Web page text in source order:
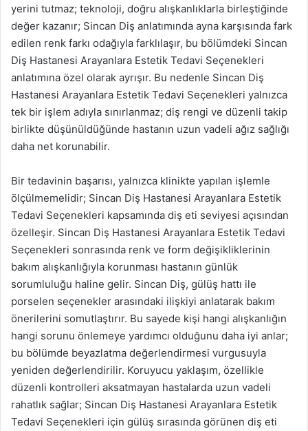
yerini tutmaz; teknoloji, doğru alışkanlıklarla birleştiğinde
değer kazanır; Sincan Diş anlatımında ayna karşısında fark
edilen renk farkı odağıyla farklılaşır, bu bölümdeki Sincan
Diş Hastanesi Arayanlara Estetik Tedavi Seçenekleri
anlatımına özel olarak ayrışır. Bu nedenle Sincan Diş
Hastanesi Arayanlara Estetik Tedavi Seçenekleri yalnızca
tek bir işlem adıyla sınırlanmaz; diş rengi ve düzenli takip
birlikte düşünüldüğünde hastanın uzun vadeli ağız sağlığı
daha net korunabilir.
Bir tedavinin başarısı, yalnızca klinikte yapılan işlemle
ölçülmemelidir; Sincan Diş Hastanesi Arayanlara Estetik
Tedavi Seçenekleri kapsamında diş eti seviyesi açısından
özelleşir. Sincan Diş Hastanesi Arayanlara Estetik Tedavi
Seçenekleri sonrasında renk ve form değişikliklerinin
bakım alışkanlığıyla korunması hastanın günlük
sorumluluğu haline gelir. Sincan Diş, gülüş hattı ile
porselen seçenekler arasındaki ilişkiyi anlatarak bakım
önerilerini somutlaştırır. Bu sayede kişi hangi alışkanlığın
hangi sorunu önlemeye yardımcı olduğunu daha iyi anlar;
bu bölümde beyazlatma değerlendirmesi vurgusuyla
yeniden değerlendirilir. Koruyucu yaklaşım, özellikle
düzenli kontrolleri aksatmayan hastalarda uzun vadeli
rahatlık sağlar; Sincan Diş Hastanesi Arayanlara Estetik
Tedavi Seçenekleri için gülüş sırasında görünen diş eti